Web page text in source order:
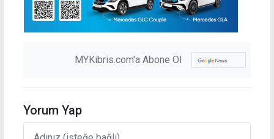
MYKibris.com'a Abone Ol
Yorum Yap